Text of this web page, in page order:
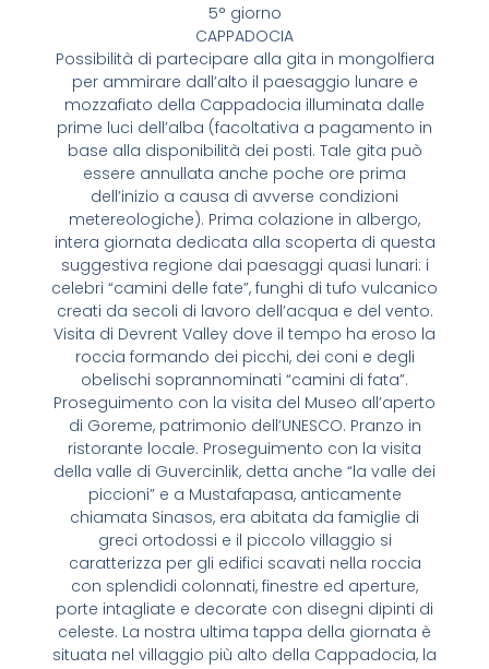
5° giorno
CAPPADOCIA
Possibilità di partecipare alla gita in mongolfiera
per ammirare dall’alto il paesaggio lunare e
mozzafiato della Cappadocia illuminata dalle
prime luci dell’alba (facoltativa a pagamento in
base alla disponibilità dei posti. Tale gita può
essere annullata anche poche ore prima
dell’inizio a causa di avverse condizioni
metereologiche). Prima colazione in albergo,
intera giornata dedicata alla scoperta di questa
suggestiva regione dai paesaggi quasi lunari: i
celebri “camini delle fate”, funghi di tufo vulcanico
creati da secoli di lavoro dell’acqua e del vento.
Visita di Devrent Valley dove il tempo ha eroso la
roccia formando dei picchi, dei coni e degli
obelischi soprannominati “camini di fata”.
Proseguimento con la visita del Museo all’aperto
di Goreme, patrimonio dell’UNESCO. Pranzo in
ristorante locale. Proseguimento con la visita
della valle di Guvercinlik, detta anche “la valle dei
piccioni” e a Mustafapasa, anticamente
chiamata Sinasos, era abitata da famiglie di
greci ortodossi e il piccolo villaggio si
caratterizza per gli edifici scavati nella roccia
con splendidi colonnati, finestre ed aperture,
porte intagliate e decorate con disegni dipinti di
celeste. La nostra ultima tappa della giornata è
situata nel villaggio più alto della Cappadocia, la